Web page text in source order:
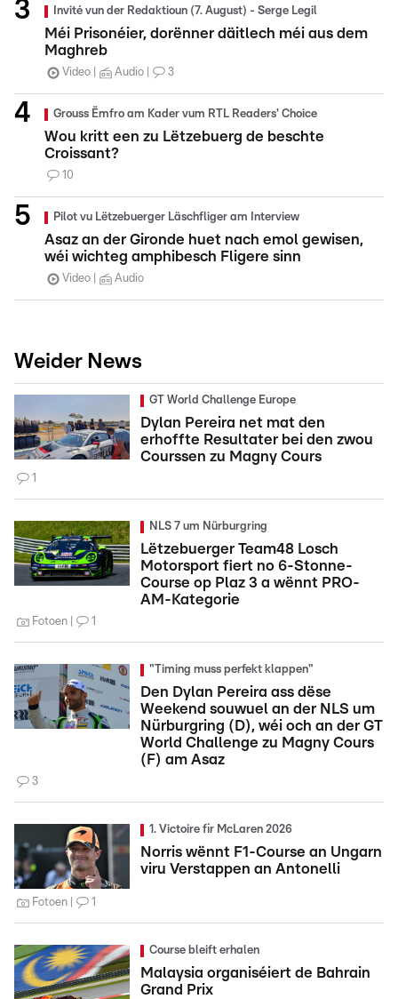
Invité vun der Redaktioun (7. August) - Serge Legil
Méi Prisonéier, dorënner däitlech méi aus dem
Maghreb
Video Audio 3
Grouss Ëmfro am Kader vum RTL Readers' Choice
Wou kritt een zu Lëtzebuerg de beschte
Croissant?
10
Pilot vu Lëtzebuerger Läschfliger am Interview
Asaz an der Gironde huet nach emol gewisen,
wéi wichteg amphibesch Fligere sinn
Video Audio
Weider News
GT World Challenge Europe
Dylan Pereira net mat den
erhoffte Resultater bei den zwou
Courssen zu Magny Cours
1
NLS 7 um Nürburgring
Lëtzebuerger Team48 Losch
Motorsport fiert no 6-Stonne-
Course op Plaz 3 a wënnt PRO-
AM-Kategorie
Fotoen 1
"Timing muss perfekt klappen"
Den Dylan Pereira ass dëse
Weekend souwuel an der NLS um
Nürburgring (D), wéi och an der GT
World Challenge zu Magny Cours
(F) am Asaz
3
1. Victoire fir McLaren 2026
Norris wënnt F1-Course an Ungarn
viru Verstappen an Antonelli
Fotoen 1
Course bleift erhalen
Malaysia organiséiert de Bahrain
Grand Prix